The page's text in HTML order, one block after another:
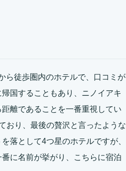
ら徒歩圏内のホテルで、口コミが
国することもあり、ニノイアキ
離であることを一番重視してい
おり、最後の贅沢と言ったような
落として4つ星のホテルですが、
に名前が挙がり、こちらに宿泊